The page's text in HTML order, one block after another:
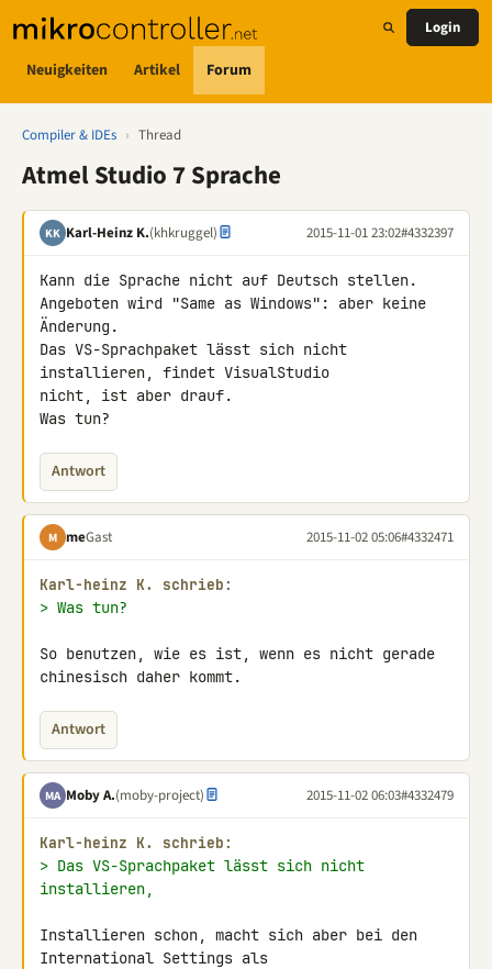
Neuigkeiten Artikel Forum
Login
Compiler & IDEs › Thread
Atmel Studio 7 Sprache
KK Karl-Heinz K.(khkruggel) 2015-11-01 23:02#4332397
Kann die Sprache nicht auf Deutsch stellen.
Angeboten wird "Same as Windows": aber keine
Änderung.
Das VS-Sprachpaket lässt sich nicht
installieren, findet VisualStudio
nicht, ist aber drauf.
Was tun?
Antwort
M meGast 2015-11-02 05:06#4332471
Karl-heinz K. schrieb:
> Was tun?
So benutzen, wie es ist, wenn es nicht gerade
chinesisch daher kommt.
Antwort
MA Moby A.(moby-project) 2015-11-02 06:03#4332479
Karl-heinz K. schrieb:
> Das VS-Sprachpaket lässt sich nicht
installieren,
Installieren schon, macht sich aber bei den
International Settings als